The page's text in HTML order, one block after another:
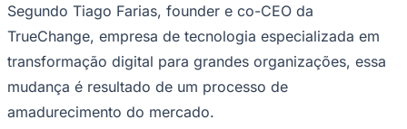
Cidades da Região
Santana de ParnaíbaOsascoCarapicuíbaJandiraItapeviCotiaPirapora
do Bom Jesus
Araçariguama Caieiras
Franco da
RochaFrancisco MoratoTaboão da SerraEmbu das ArtesSão Roque
Para Sua Empresa
Anuncie Regional
Segundo Tiago Farias, founder e co-CEO da
TrueChange, empresa de tecnologia especializada em
transformação digital para grandes organizações, essa
mudança é resultado de um processo de
amadurecimento do mercado.